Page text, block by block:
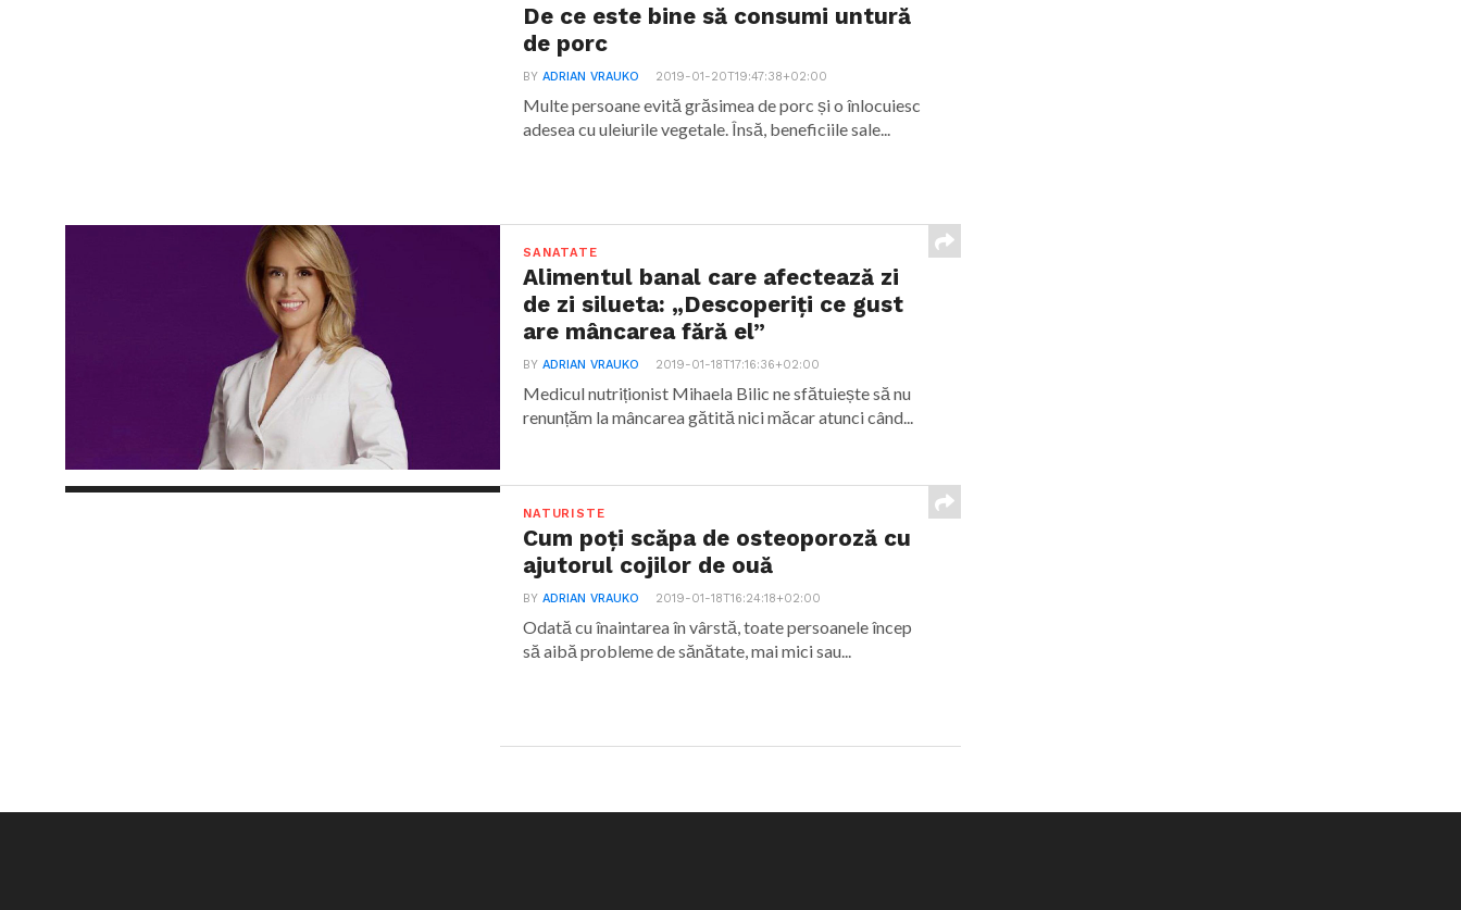
De ce este bine să consumi untură
de porc
BYADRIAN VRAUKO 2019-01-20T19:47:38+02:00
Multe persoane evită grăsimea de porc și o înlocuiesc
adesea cu uleiurile vegetale. Însă, beneficiile sale...
SANATATE
Alimentul banal care afectează zi
de zi silueta: „Descoperiți ce gust
are mâncarea fără el”
BYADRIAN VRAUKO 2019-01-18T17:16:36+02:00
Medicul nutriționist Mihaela Bilic ne sfătuiește să nu
renunțăm la mâncarea gătită nici măcar atunci când...
NATURISTE
Cum poți scăpa de osteoporoză cu
ajutorul cojilor de ouă
BYADRIAN VRAUKO 2019-01-18T16:24:18+02:00
Odată cu înaintarea în vârstă, toate persoanele încep
să aibă probleme de sănătate, mai mici sau...